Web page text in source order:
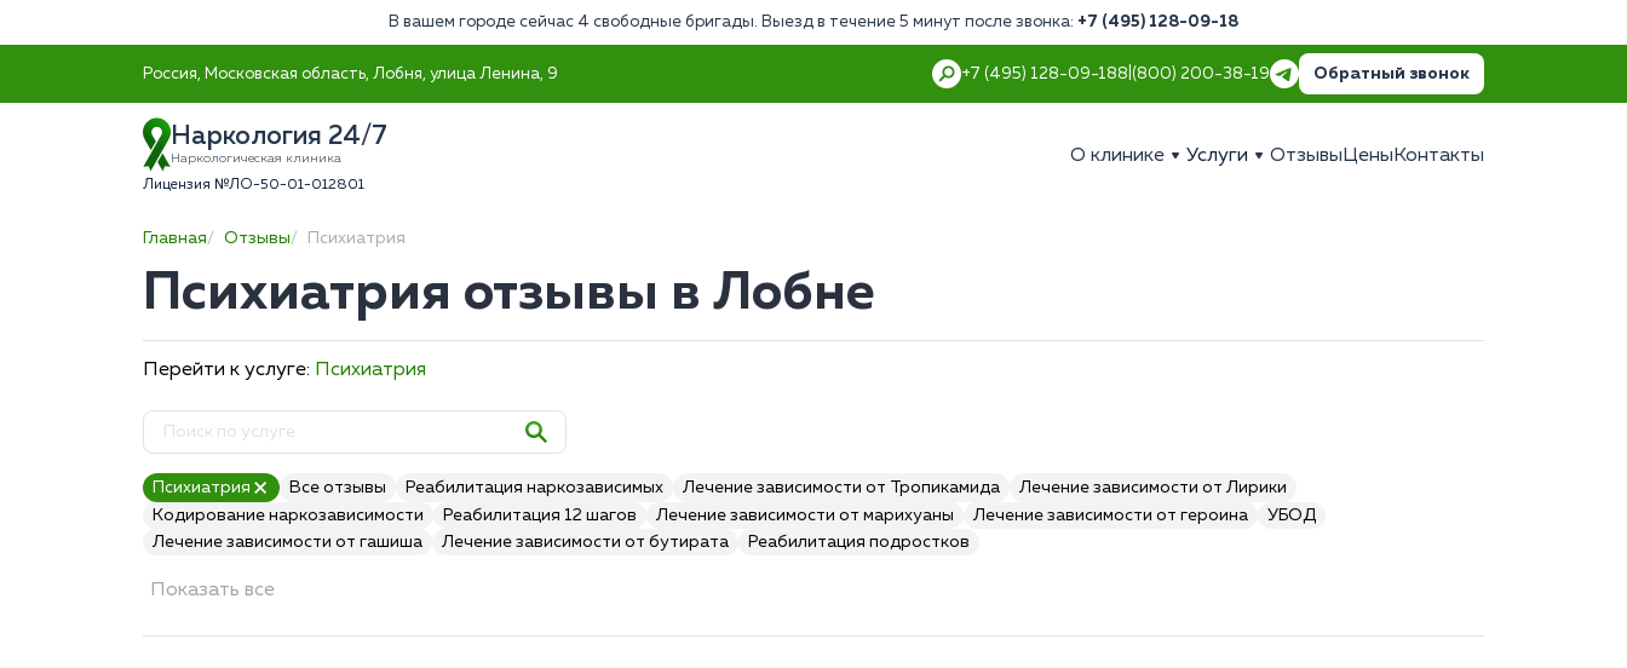
В вашем городе сейчас 4 свободные бригады. Выезд в течение 5 минут после звонка: +7 (495) 128-09-18
Россия, Московская область, Лобня, улица Ленина, 9 +7 (495) 128-09-188 (800) 200-38-19 Обратный звонок
Наркология 24/7
Наркологическая клиника
Лицензия №ЛО-50-01-012801
О клинике Услуги Отзывы Цены Контакты
Главная Отзывы Психиатрия
Психиатрия отзывы в Лобне
Перейти к услуге: Психиатрия
Психиатрия Все отзывы Реабилитация наркозависимых Лечение зависимости от Тропикамида
Лечение зависимости от Лирики
Кодирование наркозависимости
Реабилитация 12 шагов Лечение зависимости от марихуаны Лечение зависимости от героина
УБОД
Лечение зависимости от гашиша
Лечение зависимости от бутирата Реабилитация подростков
Показать все